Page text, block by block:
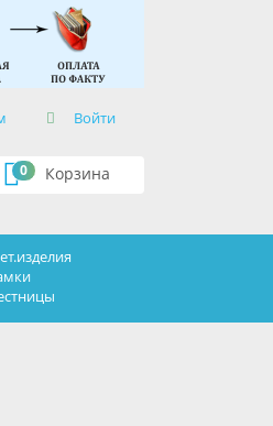
Войти
Корзина
0